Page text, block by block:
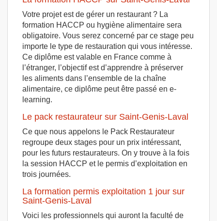
Votre projet est de gérer un restaurant ? La
formation HACCP ou hygiène alimentaire sera
obligatoire. Vous serez concerné par ce stage peu
importe le type de restauration qui vous intéresse.
Ce diplôme est valable en France comme à
l’étranger, l’objectif est d’apprendre à préserver
les aliments dans l’ensemble de la chaîne
alimentaire, ce diplôme peut être passé en e-
learning.
Le pack restaurateur sur Saint-Genis-Laval
Ce que nous appelons le Pack Restaurateur
regroupe deux stages pour un prix intéressant,
pour les futurs restaurateurs. On y trouve à la fois
la session HACCP et le permis d’exploitation en
trois journées.
La formation permis exploitation 1 jour sur
Saint-Genis-Laval
Voici les professionnels qui auront la faculté de